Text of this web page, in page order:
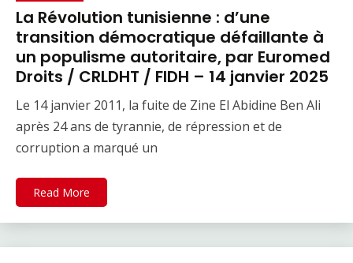
La Révolution tunisienne : d’une
transition démocratique défaillante à
un populisme autoritaire, par Euromed
Droits / CRLDHT / FIDH – 14 janvier 2025
Le 14 janvier 2011, la fuite de Zine El Abidine Ben Ali
après 24 ans de tyrannie, de répression et de
corruption a marqué un
Read More